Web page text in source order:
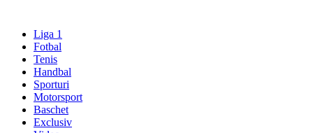
Liga 1
Fotbal
Tenis
Handbal
Sporturi
Motorsport
Baschet
Exclusiv